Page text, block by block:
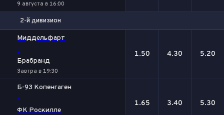
9 августа в 16:00
2-й дивизион
Миддельфарт
-
Брабранд
Завтра в 19:30
1.50 4.30 5.20
Б-93 Копенгаген
-
ФК Роскилле
1.65 3.40 5.30